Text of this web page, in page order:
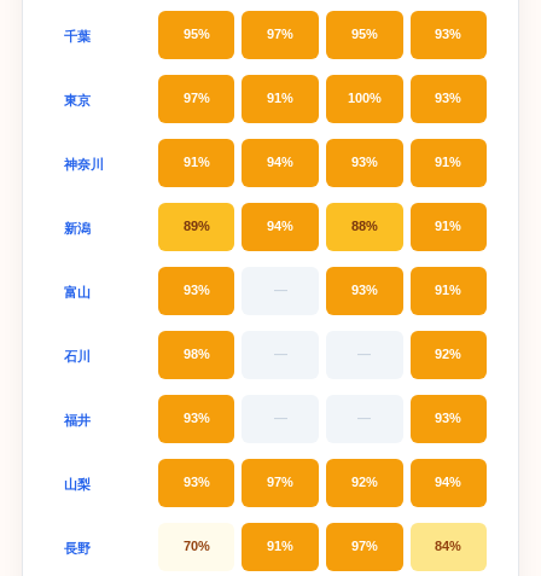
千葉 95% 97% 95% 93%
東京 97% 91% 100% 93%
神奈川 91% 94% 93% 91%
新潟 89% 94% 88% 91%
富山 93% — 93% 91%
石川 98% — — 92%
福井 93% — — 93%
山梨 93% 97% 92% 94%
長野 70% 91% 97% 84%